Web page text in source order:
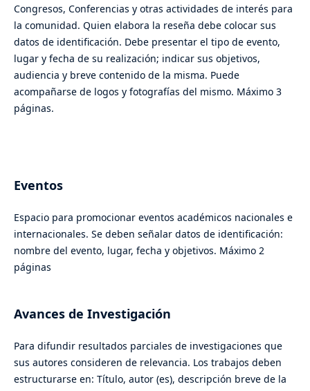
Congresos, Conferencias y otras actividades de interés para
la comunidad. Quien elabora la reseña debe colocar sus
datos de identificación. Debe presentar el tipo de evento,
lugar y fecha de su realización; indicar sus objetivos,
audiencia y breve contenido de la misma. Puede
acompañarse de logos y fotografías del mismo. Máximo 3
páginas.
Eventos
Espacio para promocionar eventos académicos nacionales e
internacionales. Se deben señalar datos de identificación:
nombre del evento, lugar, fecha y objetivos. Máximo 2
páginas
Avances de Investigación
Para difundir resultados parciales de investigaciones que
sus autores consideren de relevancia. Los trabajos deben
estructurarse en: Título, autor (es), descripción breve de la